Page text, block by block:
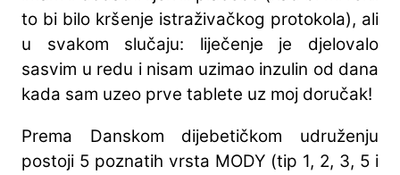
to bi bilo kršenje istraživačkog protokola), ali
u svakom slučaju: liječenje je djelovalo
sasvim u redu i nisam uzimao inzulin od dana
kada sam uzeo prve tablete uz moj doručak!
Prema Danskom dijebetičkom udruženju
postoji 5 poznatih vrsta MODY (tip 1, 2, 3, 5 i